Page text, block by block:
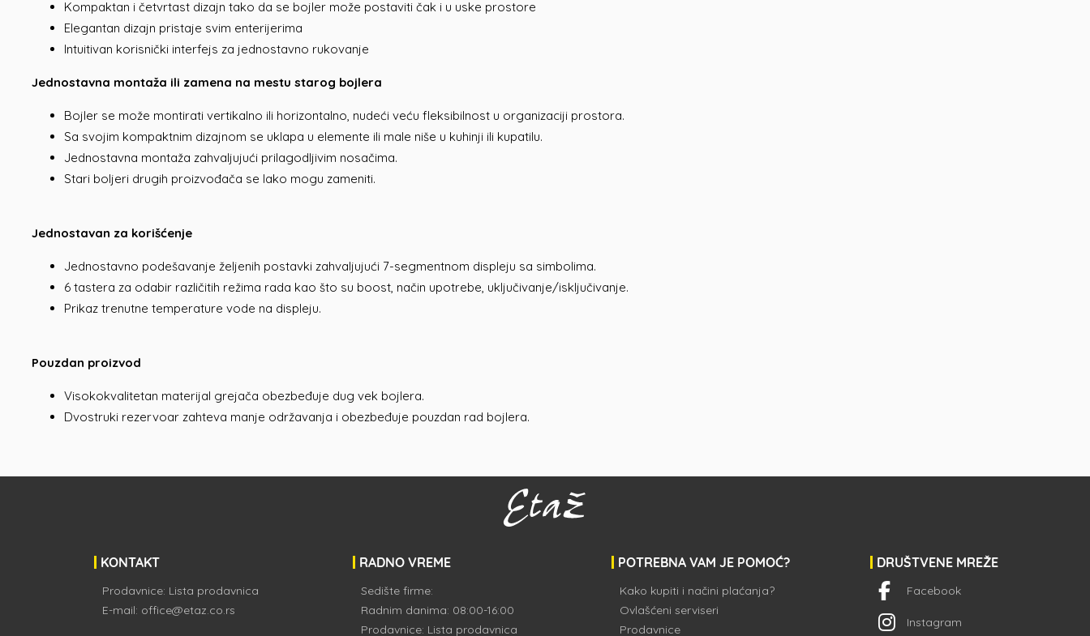
Kompaktan i četvrtast dizajn tako da se bojler može postaviti čak i u uske prostore
Elegantan dizajn pristaje svim enterijerima
Intuitivan korisnički interfejs za jednostavno rukovanje
Jednostavna montaža ili zamena na mestu starog bojlera
Bojler se može montirati vertikalno ili horizontalno, nudeći veću fleksibilnost u organizaciji prostora.
Sa svojim kompaktnim dizajnom se uklapa u elemente ili male niše u kuhinji ili kupatilu.
Jednostavna montaža zahvaljujući prilagodljivim nosačima.
Stari boljeri drugih proizvođača se lako mogu zameniti.
Jednostavan za korišćenje
Jednostavno podešavanje željenih postavki zahvaljujući 7-segmentnom displeju sa simbolima.
6 tastera za odabir različitih režima rada kao što su boost, način upotrebe, uključivanje/isključivanje.
Prikaz trenutne temperature vode na displeju.
Pouzdan proizvod
Visokokvalitetan materijal grejača obezbeđuje dug vek bojlera.
Dvostruki rezervoar zahteva manje održavanja i obezbeđuje pouzdan rad bojlera.
KONTAKT
Prodavnice: Lista prodavnica
E-mail: office@etaz.co.rs
RADNO VREME
Sedište firme:
Radnim danima: 08:00-16:00
Prodavnice: Lista prodavnica
POTREBNA VAM JE POMOĆ?
Kako kupiti i načini plaćanja?
Ovlašćeni serviseri
Prodavnice
DRUŠTVENE MREŽE
Facebook
Instagram